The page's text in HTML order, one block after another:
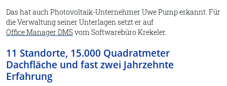
Das hat auch Photovoltaik-Unternehmer Uwe Pump erkannt. Für
die Verwaltung seiner Unterlagen setzt er auf
Office Manager DMSvom Softwarebüro Krekeler.
11 Standorte, 15.000 Quadratmeter
Dachfläche und fast zwei Jahrzehnte
Erfahrung